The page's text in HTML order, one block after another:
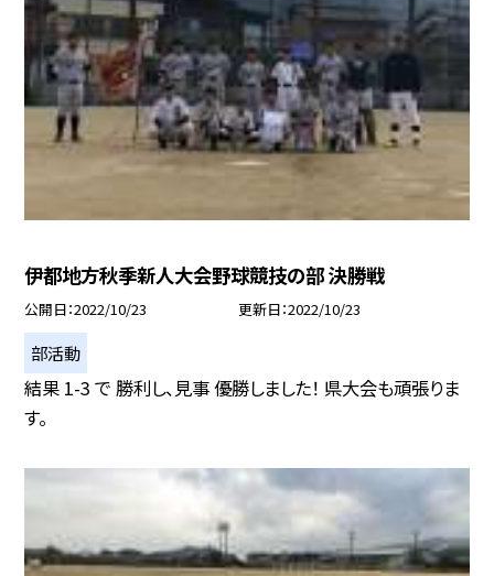
伊都地方秋季新人大会野球競技の部 決勝戦
公開日 2022/10/23 更新日 2022/10/23
部活動
結果 1-3 で 勝利し、見事 優勝しました！ 県大会も頑張りま
す。